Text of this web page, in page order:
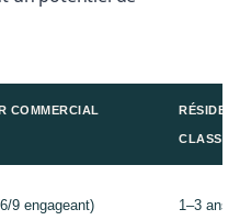
COMMERCIAL
9 engageant) 1–3 ans